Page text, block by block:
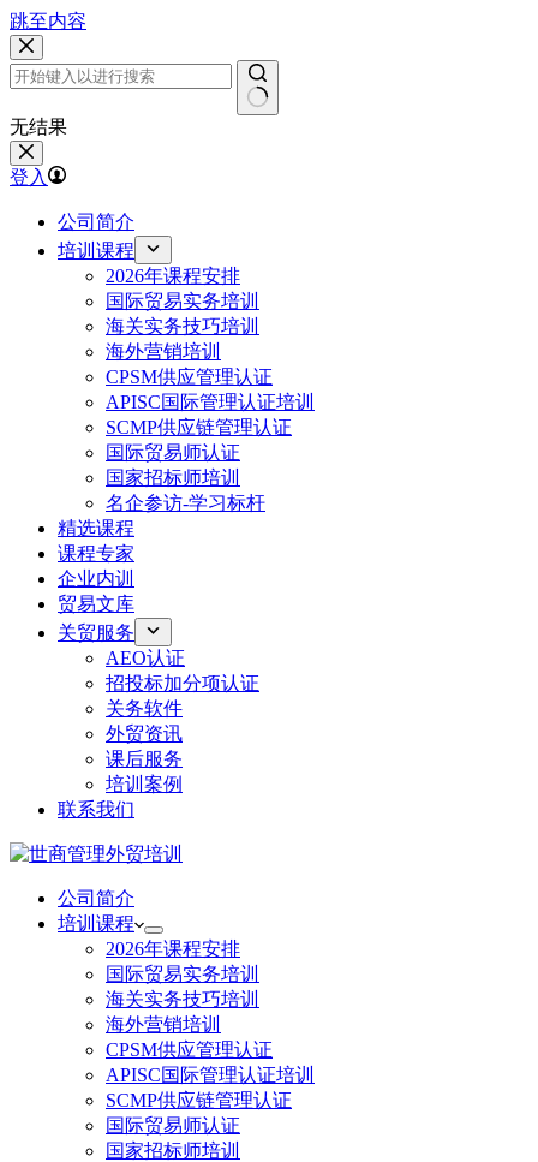
跳至内容
无结果
登入
公司简介
培训课程
2026年课程安排
国际贸易实务培训
海关实务技巧培训
海外营销培训
CPSM供应管理认证
APISC国际管理认证培训
SCMP供应链管理认证
国际贸易师认证
国家招标师培训
名企参访-学习标杆
精选课程
课程专家
企业内训
贸易文库
关贸服务
AEO认证
招投标加分项认证
关务软件
外贸资讯
课后服务
培训案例
联系我们
公司简介
培训课程
2026年课程安排
国际贸易实务培训
海关实务技巧培训
海外营销培训
CPSM供应管理认证
APISC国际管理认证培训
SCMP供应链管理认证
国际贸易师认证
国家招标师培训